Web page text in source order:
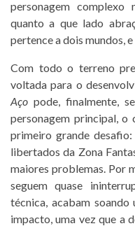
personagem complexo
quanto a que lado
pertence a dois mundos,
Com todo o terreno
voltada para o
Aço pode, finalmente,
personagem principal,
primeiro grande desafio:
libertados da Zona
maiores problemas. Por
seguem quase
técnica, acabam
impacto, uma vez que a